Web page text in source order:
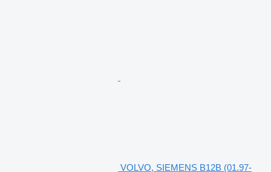
VOLVO, SIEMENS B12B (01.97-